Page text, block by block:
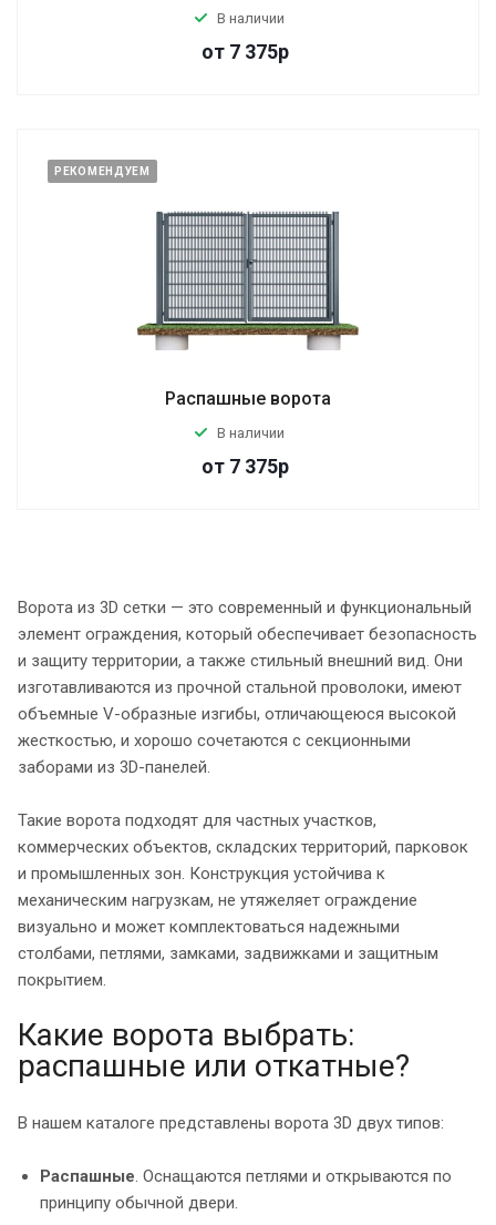
В наличии
от 7 375р
РЕКОМЕНДУЕМ
Распашные ворота
В наличии
от 7 375р
Ворота из 3D сетки — это современный и функциональный
элемент ограждения, который обеспечивает безопасность
и защиту территории, а также стильный внешний вид. Они
изготавливаются из прочной стальной проволоки, имеют
объемные V-образные изгибы, отличающеюся высокой
жесткостью, и хорошо сочетаются с секционными
заборами из 3D-панелей.
Такие ворота подходят для частных участков,
коммерческих объектов, складских территорий, парковок
и промышленных зон. Конструкция устойчива к
механическим нагрузкам, не утяжеляет ограждение
визуально и может комплектоваться надежными
столбами, петлями, замками, задвижками и защитным
покрытием.
Какие ворота выбрать:
распашные или откатные?
В нашем каталоге представлены ворота 3D двух типов:
Распашные. Оснащаются петлями и открываются по
принципу обычной двери.